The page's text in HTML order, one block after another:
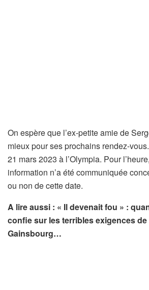
On espère que l’ex-petite amie de
mieux pour ses prochains rendez-
21 mars 2023 à l’Olympia. Pour
information n’a été communiquée
ou non de cette date.
A lire aussi : « Il devenait fou » :
confie sur les terribles exigences
Gainsbourg…